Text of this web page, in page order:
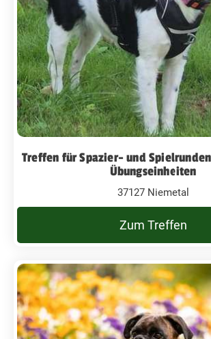
Treffen für Spazier- und
Übungseinheiten
37127 Niemetal
Zum Treffen